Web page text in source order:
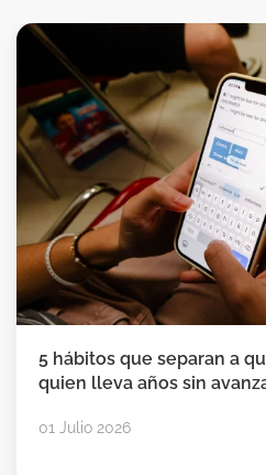
5 hábitos que separan a
quien lleva años sin
01 Julio 2026